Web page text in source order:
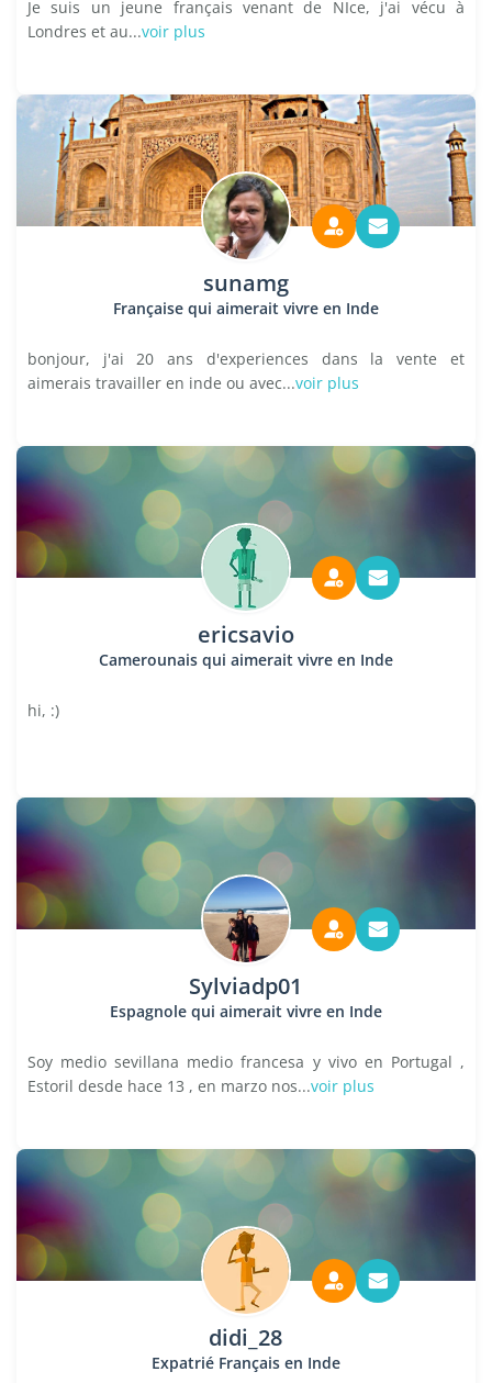
Je suis un jeune français venant de NIce, j'ai vécu à
Londres et au...voir plus
sunamg
Française qui aimerait vivre en Inde
bonjour, j'ai 20 ans d'experiences dans la vente et
aimerais travailler en inde ou avec...voir plus
ericsavio
Camerounais qui aimerait vivre en Inde
hi, :)
Sylviadp01
Espagnole qui aimerait vivre en Inde
Soy medio sevillana medio francesa y vivo en Portugal ,
Estoril desde hace 13 , en marzo nos...voir plus
didi_28
Expatrié Français en Inde